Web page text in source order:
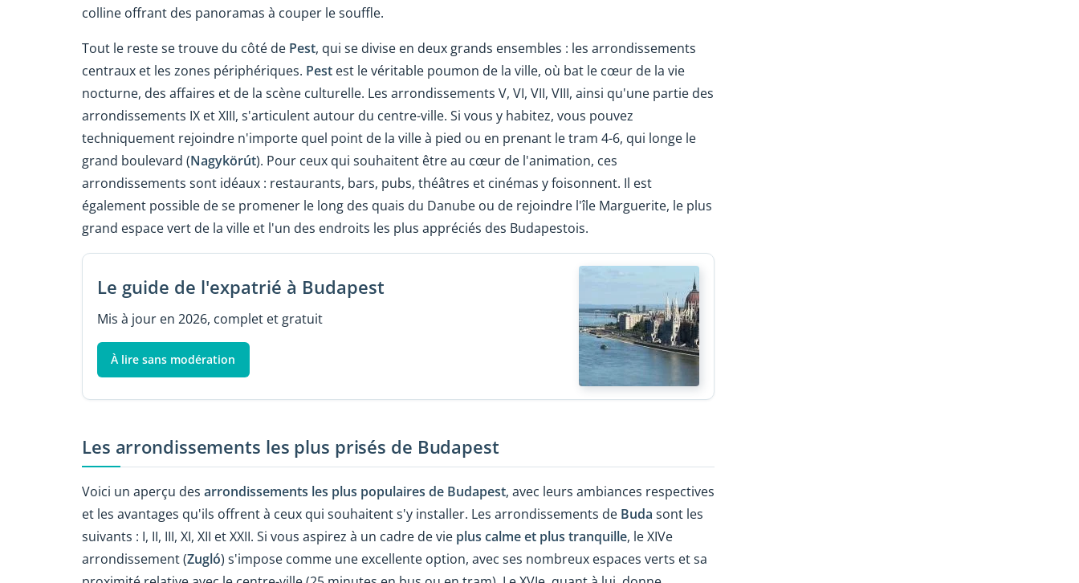
colline offrant des panoramas à couper le souffle.
Tout le reste se trouve du côté de Pest, qui se divise en deux grands ensembles : les arrondissements
centraux et les zones périphériques. Pest est le véritable poumon de la ville, où bat le cœur de la vie
nocturne, des affaires et de la scène culturelle. Les arrondissements V, VI, VII, VIII, ainsi qu'une partie des
arrondissements IX et XIII, s'articulent autour du centre-ville. Si vous y habitez, vous pouvez
techniquement rejoindre n'importe quel point de la ville à pied ou en prenant le tram 4-6, qui longe le
grand boulevard (Nagykörút). Pour ceux qui souhaitent être au cœur de l'animation, ces
arrondissements sont idéaux : restaurants, bars, pubs, théâtres et cinémas y foisonnent. Il est
également possible de se promener le long des quais du Danube ou de rejoindre l'île Marguerite, le plus
grand espace vert de la ville et l'un des endroits les plus appréciés des Budapestois.
Le guide de l'expatrié à Budapest
Mis à jour en 2026, complet et gratuit
À lire sans modération
Les arrondissements les plus prisés de Budapest
Voici un aperçu des arrondissements les plus populaires de Budapest, avec leurs ambiances respectives
et les avantages qu'ils offrent à ceux qui souhaitent s'y installer. Les arrondissements de Buda sont les
suivants : I, II, III, XI, XII et XXII. Si vous aspirez à un cadre de vie plus calme et plus tranquille, le XIVe
arrondissement (Zugló) s'impose comme une excellente option, avec ses nombreux espaces verts et sa